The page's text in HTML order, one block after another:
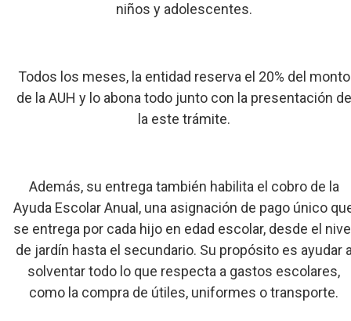
niños y adolescentes.
Todos los meses, la entidad reserva el 20% del monto
de la AUH y lo abona todo junto con la presentación de
la este trámite.
Además, su entrega también habilita el cobro de la
Ayuda Escolar Anual, una asignación de pago único
se entrega por cada hijo en edad escolar, desde el
de jardín hasta el secundario. Su propósito es ayudar
solventar todo lo que respecta a gastos escolares,
como la compra de útiles, uniformes o transporte.